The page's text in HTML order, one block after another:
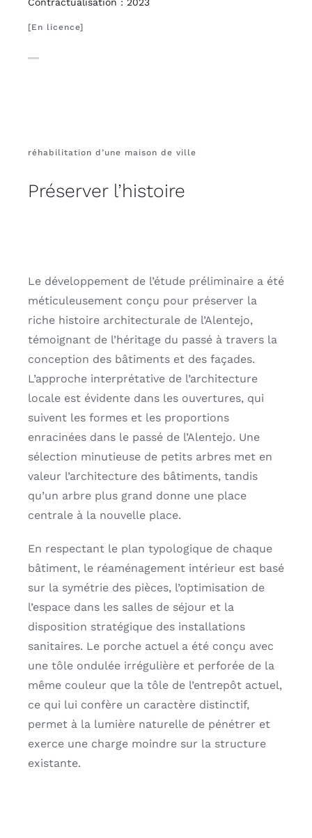
Contractualisation : 2023
[En licence]
réhabilitation d’une maison de ville
Préserver l’histoire
Le développement de l’étude préliminaire a été
méticuleusement conçu pour préserver la
riche histoire architecturale de l’Alentejo,
témoignant de l’héritage du passé à travers la
conception des bâtiments et des façades.
L’approche interprétative de l’architecture
locale est évidente dans les ouvertures, qui
suivent les formes et les proportions
enracinées dans le passé de l’Alentejo. Une
sélection minutieuse de petits arbres met en
valeur l’architecture des bâtiments, tandis
qu’un arbre plus grand donne une place
centrale à la nouvelle place.
En respectant le plan typologique de chaque
bâtiment, le réaménagement intérieur est basé
sur la symétrie des pièces, l’optimisation de
l’espace dans les salles de séjour et la
disposition stratégique des installations
sanitaires. Le porche actuel a été conçu avec
une tôle ondulée irrégulière et perforée de la
même couleur que la tôle de l’entrepôt actuel,
ce qui lui confère un caractère distinctif,
permet à la lumière naturelle de pénétrer et
exerce une charge moindre sur la structure
existante.